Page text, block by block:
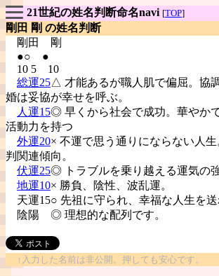
21世紀の姓名判断命名navi [TOP]
剛田 剛 の姓名判断
剛田
剛
●○ ●
10 5 10
総運25△ 才能あるが職人肌で偏屈。協
婚は妥協が幸せを呼ぶ。
人運15◎ 早くから社会で成功。華やか
活動力を持つ
外運20× 不運で思う通りにならない人
判関連傾向。
伏運25◎ トラブルを乗り越える運気の
地運10× 勝負、陰性、波乱運。
天運15○ 先祖に守られ、幸福な人生を送
陰陽 ◎ 理想的な配列です。
↑入力した名前は非公開。押しても安心です。